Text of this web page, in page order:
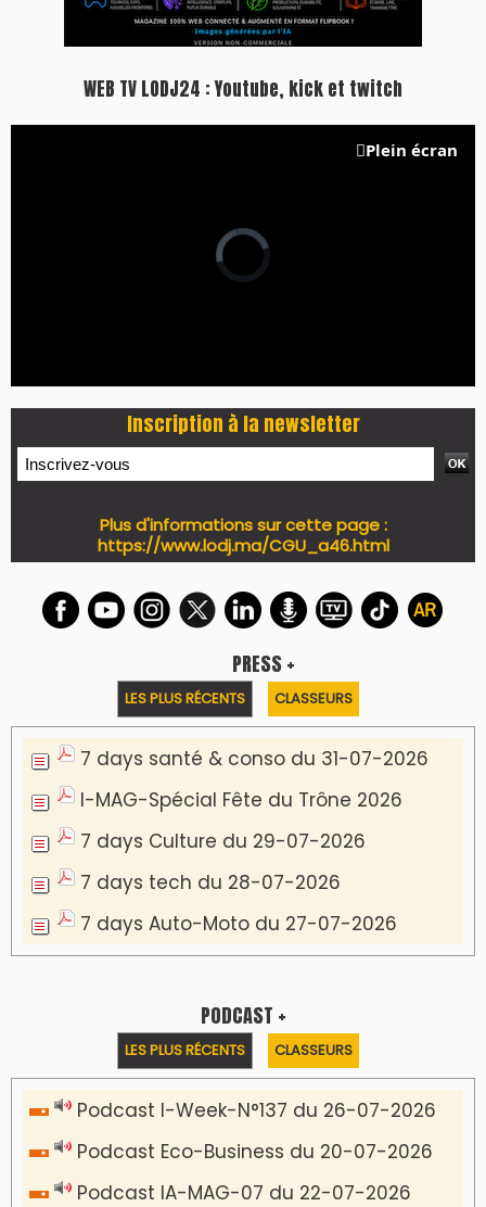
WEB TV LODJ24 : Youtube, kick et twitch
Plein écran
Inscription à la newsletter
Plus d'informations sur cette page :
https://www.lodj.ma/CGU_a46.html
PRESS +
LES PLUS RÉCENTS CLASSEURS
7 days santé & conso du 31-07-2026
I-MAG-Spécial Fête du Trône 2026
7 days Culture du 29-07-2026
7 days tech du 28-07-2026
7 days Auto-Moto du 27-07-2026
PODCAST +
LES PLUS RÉCENTS CLASSEURS
Podcast I-Week-N°137 du 26-07-2026
Podcast Eco-Business du 20-07-2026
Podcast IA-MAG-07 du 22-07-2026